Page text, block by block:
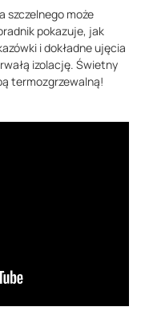
szczelnego może
pokazuje, jak
i dokładne ujęcia
izolację. Świetny
termozgrzewalną!